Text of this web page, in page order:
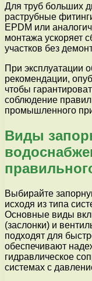
Для труб больших
раструбные
EPDM или
монтажа ускоряет
участков без
При эксплуатации
рекомендации,
чтобы
соблюдение
промышленного
Виды
Выбирайте
исходя из типа
Основные виды
(заслонки) и
подходят для
обеспечивают
гидравлическое
системах с